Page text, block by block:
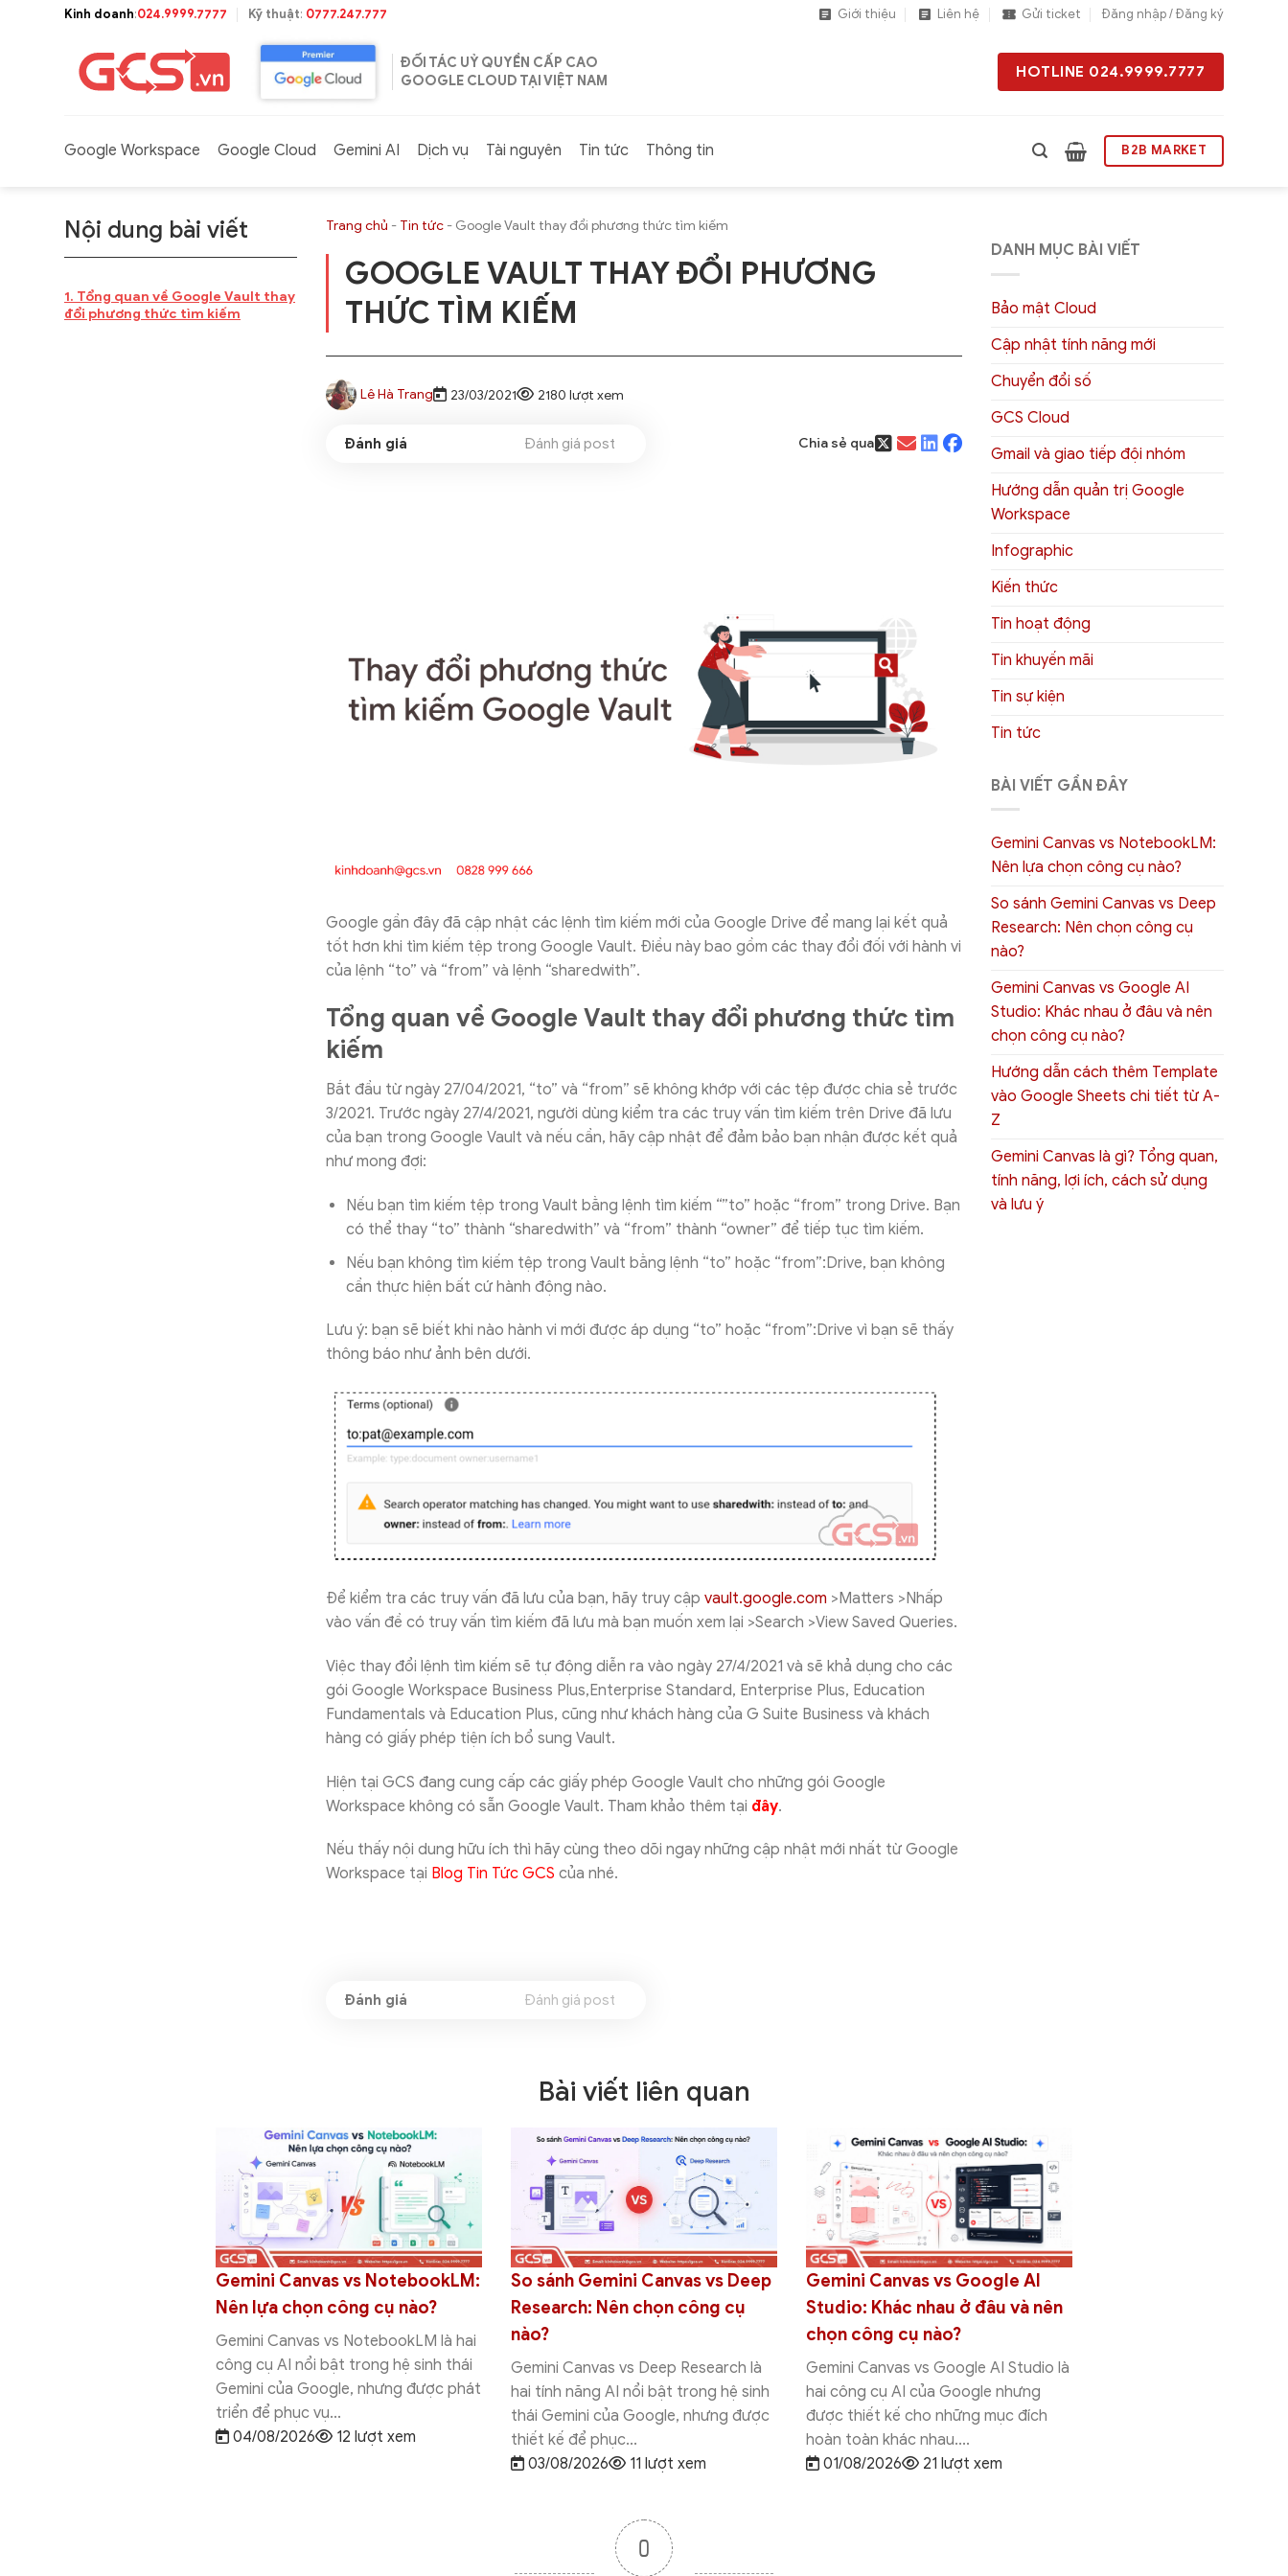
Kinh doanh:024.9999.7777 Kỹ thuật: 0777.247.777 Giới thiệu Liên hệ Gửi ticket Đăng nhập / Đăng ký
ĐỐI TÁC UỶ QUYỀN CẤP CAO
GOOGLE CLOUD TẠI VIỆT NAM
HOTLINE 024.9999.7777
Google Workspace Google Cloud Gemini AI Dịch vụ Tài nguyên Tin tức Thông tin B2B MARKET
Nội dung bài viết
Tổng quan về Google Vault thay
đổi phương thức tìm kiếm
Trang chủ - Tin tức- Google Vault thay đổi phương thức tìm kiếm
GOOGLE VAULT THAY ĐỔI PHƯƠNG
THỨC TÌM KIẾM
Lê Hà Trang 23/03/2021 2180 lượt xem
Đánh giá post Chia sẻ qua
Google gần đây đã cập nhật các lệnh tìm kiếm mới của Google Drive để mang lại kết quả
tốt hơn khi tìm kiếm tệp trong Google Vault. Điều này bao gồm các thay đổi đối với hành vi
của lệnh “to” và “from” và lệnh “sharedwith”.
Tổng quan về Google Vault thay đổi phương thức tìm
kiếm
Bắt đầu từ ngày 27/04/2021, “to” và “from” sẽ không khớp với các tệp được chia sẻ trước
3/2021. Trước ngày 27/4/2021, người dùng kiểm tra các truy vấn tìm kiếm trên Drive đã lưu
của bạn trong Google Vault và nếu cần, hãy cập nhật để đảm bảo bạn nhận được kết quả
như mong đợi:
Nếu bạn tìm kiếm tệp trong Vault bằng lệnh tìm kiếm “”to” hoặc “from” trong Drive. Bạn
có thể thay “to” thành “sharedwith” và “from” thành “owner” để tiếp tục tìm kiếm.
Nếu bạn không tìm kiếm tệp trong Vault bằng lệnh “to” hoặc “from”:Drive, bạn không
cần thực hiện bất cứ hành động nào.
Lưu ý: bạn sẽ biết khi nào hành vi mới được áp dụng “to” hoặc “from”:Drive vì bạn sẽ thấy
thông báo như ảnh bên dưới.
Để kiểm tra các truy vấn đã lưu của bạn, hãy truy cập vault.google.com >Matters >Nhấp
vào vấn đề có truy vấn tìm kiếm đã lưu mà bạn muốn xem lại >Search >View Saved Queries.
Việc thay đổi lệnh tìm kiếm sẽ tự động diễn ra vào ngày 27/4/2021 và sẽ khả dụng cho các
gói Google Workspace Business Plus,Enterprise Standard, Enterprise Plus, Education
Fundamentals và Education Plus, cũng như khách hàng của G Suite Business và khách
hàng có giấy phép tiện ích bổ sung Vault.
Hiện tại GCS đang cung cấp các giấy phép Google Vault cho những gói Google
Workspace không có sẵn Google Vault. Tham khảo thêm tại đây.
Nếu thấy nội dung hữu ích thì hãy cùng theo dõi ngay những cập nhật mới nhất từ Google
Workspace tại Blog Tin Tức GCS của nhé.
Đánh giá post
DANH MỤC BÀI VIẾT
Bảo mật Cloud
Cập nhật tính năng mới
Chuyển đổi số
GCS Cloud
Gmail và giao tiếp đội nhóm
Hướng dẫn quản trị Google
Workspace
Infographic
Kiến thức
Tin hoạt động
Tin khuyến mãi
Tin sự kiện
Tin tức
BÀI VIẾT GẦN ĐÂY
Gemini Canvas vs NotebookLM:
Nên lựa chọn công cụ nào?
So sánh Gemini Canvas vs Deep
Research: Nên chọn công cụ
nào?
Gemini Canvas vs Google AI
Studio: Khác nhau ở đâu và nên
chọn công cụ nào?
Hướng dẫn cách thêm Template
vào Google Sheets chi tiết từ A-
Z
Gemini Canvas là gì? Tổng quan,
tính năng, lợi ích, cách sử dụng
và lưu ý
Bài viết liên quan
Gemini Canvas vs NotebookLM:
Nên lựa chọn công cụ nào?
Gemini Canvas vs NotebookLM là hai
công cụ AI nổi bật trong hệ sinh thái
Gemini của Google, nhưng được phát
triển để phục vụ...
04/08/2026
12 lượt xem
So sánh Gemini Canvas vs Deep
Research: Nên chọn công cụ
nào?
Gemini Canvas vs Deep Research là
hai tính năng AI nổi bật trong hệ sinh
thái Gemini của Google, nhưng được
thiết kế để phục...
03/08/2026
11 lượt xem
Gemini Canvas vs Google AI
Studio: Khác nhau ở đâu và nên
chọn công cụ nào?
Gemini Canvas vs Google AI Studio là
hai công cụ AI của Google nhưng
được thiết kế cho những mục đích
hoàn toàn khác nhau....
01/08/2026
21 lượt xem
0